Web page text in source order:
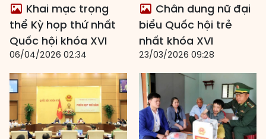
Khai mạc trọng
thể Kỳ họp thứ nhất
Quốc hội khóa XVI
06/04/2026 02:34
Chân dung nữ đại
biểu Quốc hội trẻ
nhất khóa XVI
23/03/2026 09:28